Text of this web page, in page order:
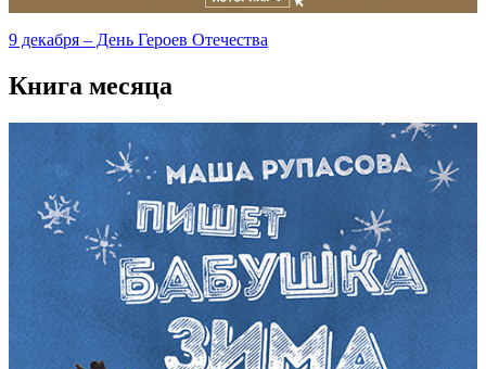
9 декабря – День Героев Отечества
Книга месяца